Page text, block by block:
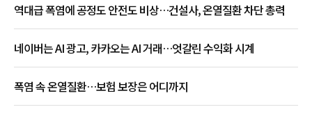
역대급 폭염에 공정도 안전도 비상…건설사, 온열질환 차단 총력
네이버는 AI 광고, 카카오는 AI 거래…엇갈린 수익화 시계
폭염 속 온열질환…보험 보장은 어디까지